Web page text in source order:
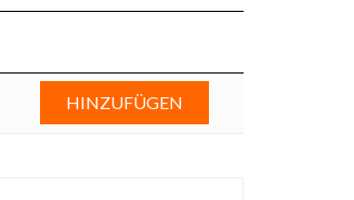
HINZUFÜGEN